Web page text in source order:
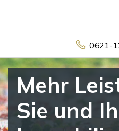
0621-
Mehr
Sie und